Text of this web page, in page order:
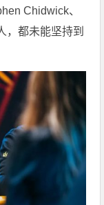
Chidwick、
，都未能坚持到